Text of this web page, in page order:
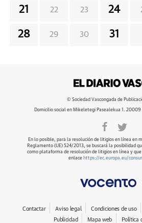
21 22 23 24
28 29 30 31
© Sociedad Vascongada de
Domicilio social en Mikeletegi Pasealekua 1.
En lo posible, para la resolución de litigios en línea en
Reglamento (UE) 524/2013, se buscará la posibilidad
como plataforma de resolución de litigios en línea y
enlace https://ec.europa.eu/
Contactar Aviso legal Condiciones de uso
Publicidad
Mapa web Política